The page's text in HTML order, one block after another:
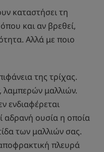
καταστήσει τη
και αν βρεθεί,
Αλλά με ποιο
της τρίχας.
λαμπερών μαλλιών.
ενδιαφέρεται
αδρανή ουσία η οποία
των μαλλιών σας.
πλευρά